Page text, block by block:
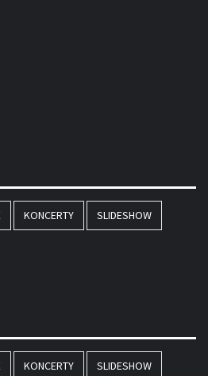
KONCERTY SLIDESHOW
KONCERTY SLIDESHOW